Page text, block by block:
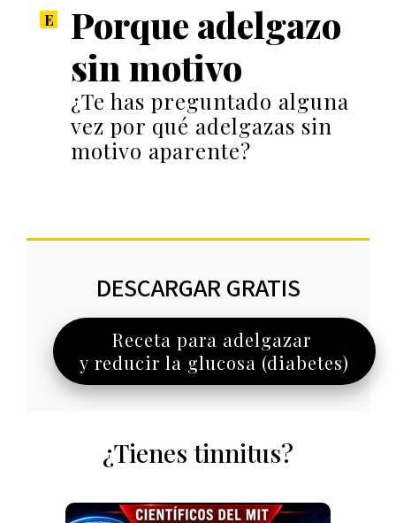
Porque adelgazo
sin motivo
¿Te has preguntado alguna
vez por qué adelgazas sin
motivo aparente?
DESCARGAR GRATIS
Receta para adelgazar
y reducir la glucosa (diabetes)
¿Tienes tinnitus?